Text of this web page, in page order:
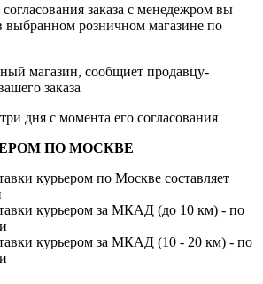
заказа с менедежром вы
выбранном розничном магазине по
магазин, сообщиет продавцу-
заказа
дня с момента его согласования
ПО МОСКВЕ
курьером по Москве составляет
курьером за МКАД (до 10 км) - по
курьером за МКАД (10 - 20 км) - по